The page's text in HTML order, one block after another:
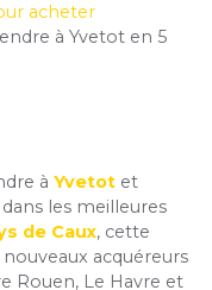
acheter
à Yvetot en 5
à Yvetot et
les meilleures
de Caux, cette
acquéreurs
Rouen, Le Havre et